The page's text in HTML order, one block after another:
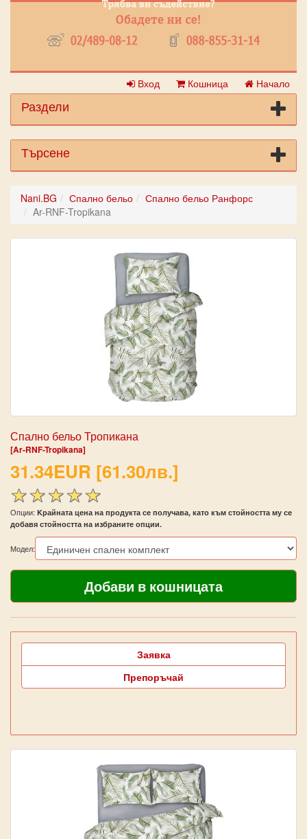
Вход Кошница Начало
Раздели
Търсене
Nani.BG Спално бельо
Спално бельо Ранфорс
Ar-RNF-Tropikana
Спално бельо Тропикана
[Ar-RNF-Tropikana]
31.34EUR [61.30лв.]
Опции: Kрайната цена на продукта се получава, като към стойността му се
добавя стойността на избраните опции.
Модел:
Заявка
Препоръчай